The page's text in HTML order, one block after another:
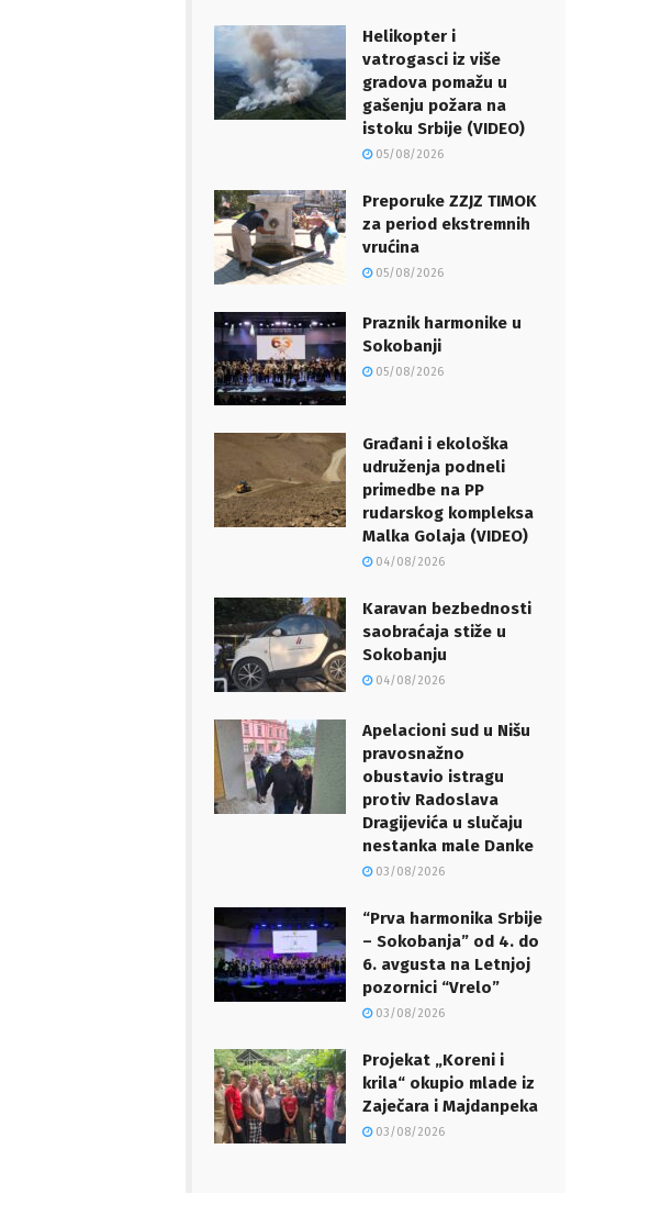
Helikopter i
vatrogasci iz više
gradova pomažu u
gašenju požara na
istoku Srbije (VIDEO)
05/08/2026
Preporuke ZZJZ TIMOK
za period ekstremnih
vrućina
05/08/2026
Praznik harmonike u
Sokobanji
05/08/2026
Građani i ekološka
udruženja podneli
primedbe na PP
rudarskog kompleksa
Malka Golaja (VIDEO)
04/08/2026
Karavan bezbednosti
saobraćaja stiže u
Sokobanju
04/08/2026
Apelacioni sud u Nišu
pravosnažno
obustavio istragu
protiv Radoslava
Dragijevića u slučaju
nestanka male Danke
03/08/2026
“Prva harmonika Srbije
– Sokobanja” od 4. do
6. avgusta na Letnjoj
pozornici “Vrelo”
03/08/2026
Projekat „Koreni i
krila“ okupio mlade iz
Zaječara i Majdanpeka
03/08/2026